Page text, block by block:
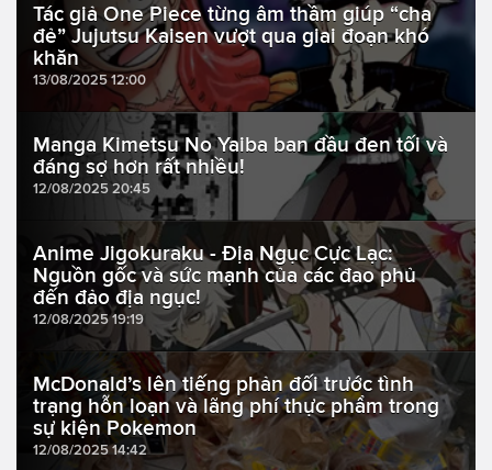
Tác giả One Piece từng âm thầm giúp “cha
đẻ” Jujutsu Kaisen vượt qua giai đoạn khó
khăn
13/08/2025 12:00
Manga Kimetsu No Yaiba ban đầu đen tối và
đáng sợ hơn rất nhiều!
12/08/2025 20:45
Anime Jigokuraku - Địa Ngục Cực Lạc:
Nguồn gốc và sức mạnh của các đao phủ
đến đảo địa ngục!
12/08/2025 19:19
McDonald’s lên tiếng phản đối trước tình
trạng hỗn loạn và lãng phí thực phẩm trong
sự kiện Pokemon
12/08/2025 14:42